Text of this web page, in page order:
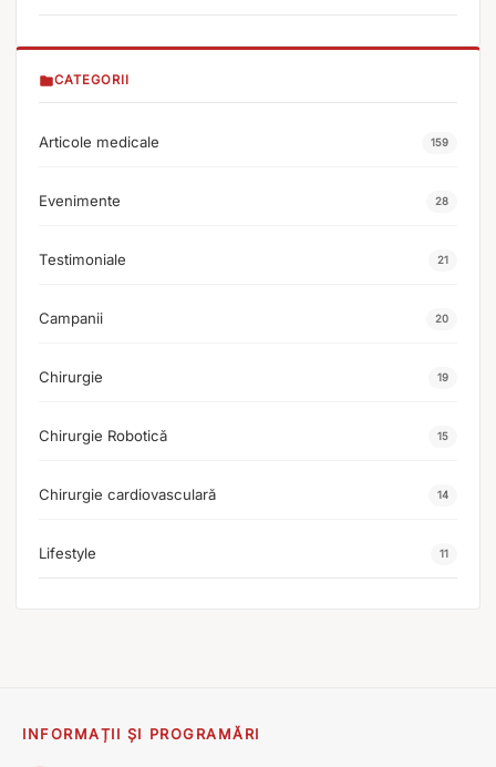
CATEGORII
Articole medicale 159
Evenimente 28
Testimoniale 21
Campanii 20
Chirurgie 19
Chirurgie Robotică 15
Chirurgie cardiovasculară 14
Lifestyle 11
INFORMAȚII ȘI PROGRAMĂRI